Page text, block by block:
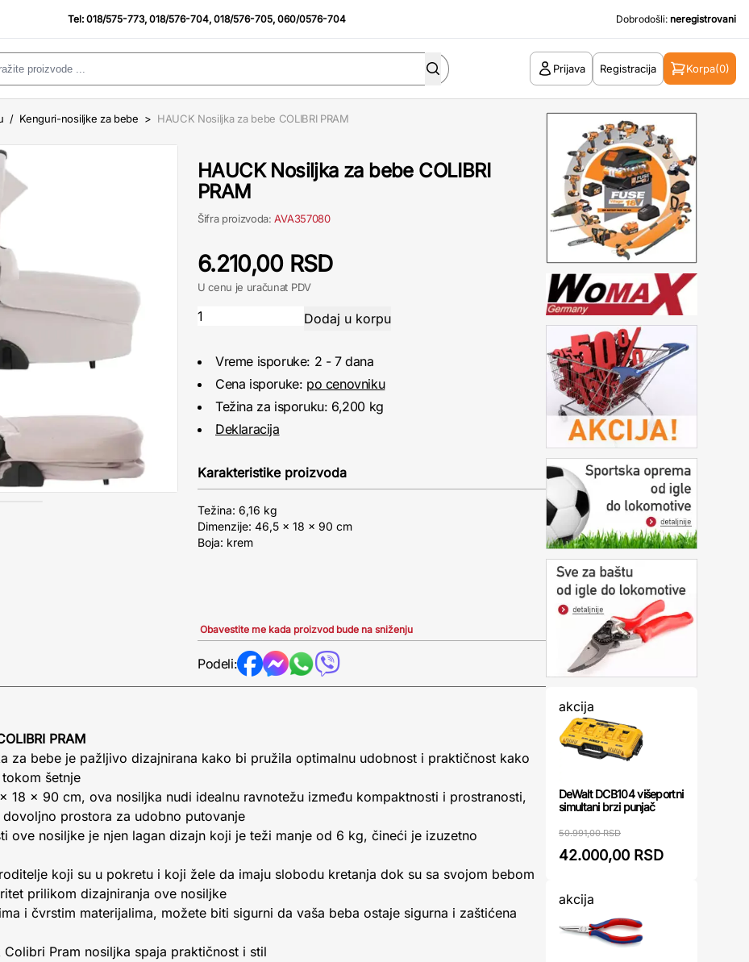
Tel:018/575-773,018/576-704,018/576-705,060/0576-704 Dobrodošli: neregistrovani
Prijava Registracija Korpa(0)
/ Kenguri-nosiljke za bebe > HAUCK Nosiljka za bebe COLIBRI PRAM
HAUCK Nosiljka za bebe COLIBRI
PRAM
Šifra proizvoda:AVA357080
6.210,00 RSD
U cenu je uračunat PDV
Vreme isporuke: 2 - 7 dana
Cena isporuke: po cenovniku
Težina za isporuku: 6,200 kg
Deklaracija
Karakteristike proizvoda
Težina: 6,16 kg
Dimenzije: 46,5 × 18 × 90 cm
Boja: krem
Obavestite me kada proizvod bude na sniženju
Podeli:
PRAM
za bebe je pažljivo dizajnirana kako bi pružila optimalnu udobnost i praktičnost kako
šetnje
18 x 90 cm, ova nosiljka nudi idealnu ravnotežu između kompaktnosti i prostranosti,
prostora za udobno putovanje
ove nosiljke je njen lagan dizajn koji je teži manje od 6 kg, čineći je izuzetno
koji su u pokretu i koji žele da imaju slobodu kretanja dok su sa svojom bebom
prilikom dizajniranja ove nosiljke
i čvrstim materijalima, možete biti sigurni da vaša beba ostaje sigurna i zaštićena
Pram nosiljka spaja praktičnost i stil
akcija
DeWalt DCB104 višeportni
simultani brzi punjač
50.991,00 RSD
42.000,00 RSD
akcija